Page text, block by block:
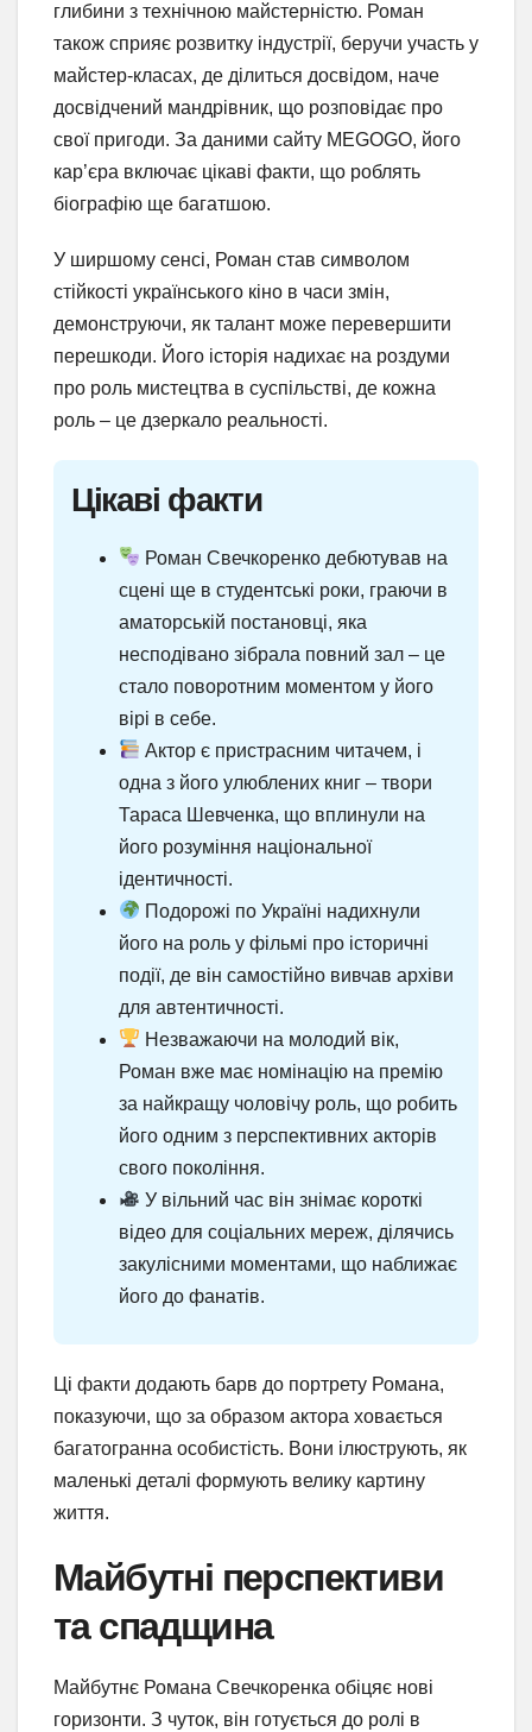
глибини з технічною майстерністю. Роман
також сприяє розвитку індустрії, беручи участь у
майстер-класах, де ділиться досвідом, наче
досвідчений мандрівник, що розповідає про
свої пригоди. За даними сайту MEGOGO, його
кар’єра включає цікаві факти, що роблять
біографію ще багатшою.
У ширшому сенсі, Роман став символом
стійкості українського кіно в часи змін,
демонструючи, як талант може перевершити
перешкоди. Його історія надихає на роздуми
про роль мистецтва в суспільстві, де кожна
роль – це дзеркало реальності.
Цікаві факти
Роман Свечкоренко дебютував на
сцені ще в студентські роки, граючи в
аматорській постановці, яка
несподівано зібрала повний зал – це
стало поворотним моментом у його
вірі в себе.
Актор є пристрасним читачем, і
одна з його улюблених книг – твори
Тараса Шевченка, що вплинули на
його розуміння національної
ідентичності.
Подорожі по Україні надихнули
його на роль у фільмі про історичні
події, де він самостійно вивчав архіви
для автентичності.
Незважаючи на молодий вік,
Роман вже має номінацію на премію
за найкращу чоловічу роль, що робить
його одним з перспективних акторів
свого покоління.
У вільний час він знімає короткі
відео для соціальних мереж, ділячись
закулісними моментами, що наближає
його до фанатів.
Ці факти додають барв до портрету Романа,
показуючи, що за образом актора ховається
багатогранна особистість. Вони ілюструють, як
маленькі деталі формують велику картину
життя.
Майбутні перспективи
та спадщина
Майбутнє Романа Свечкоренка обіцяє нові
горизонти. З чуток, він готується до ролі в